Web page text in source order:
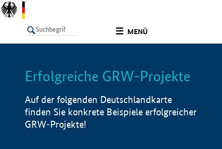
MENÜ
LISTE Info
Erfolgreiche GRW-Projekte
Auf der folgenden Deutschlandkarte
finden Sie konkrete Beispiele erfolgreicher
GRW-Projekte!